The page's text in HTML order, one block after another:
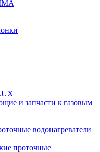
и запчасти к газовым
водонагреватели
проточные